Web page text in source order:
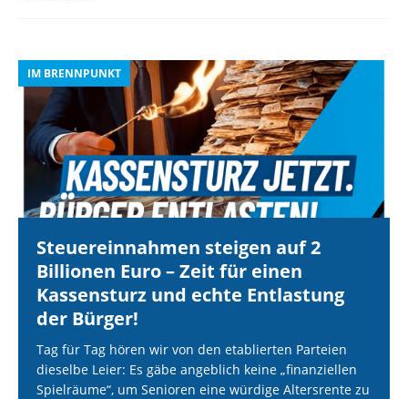
IM BRENNPUNKT
Steuereinnahmen steigen auf 2
Billionen Euro – Zeit für einen
Kassensturz und echte Entlastung
der Bürger!
Tag für Tag hören wir von den etablierten Parteien
dieselbe Leier: Es gäbe angeblich keine „finanziellen
Spielräume“, um Senioren eine würdige Altersrente zu